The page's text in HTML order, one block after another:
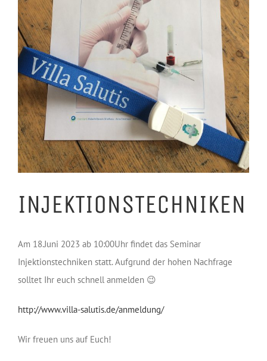
INJEKTIONSTECHNIKEN
Am 18.Juni 2023 ab 10:00Uhr findet das Seminar
Injektionstechniken statt. Aufgrund der hohen Nachfrage
solltet Ihr euch schnell anmelden 😉
http://www.villa-salutis.de/anmeldung/
Wir freuen uns auf Euch!